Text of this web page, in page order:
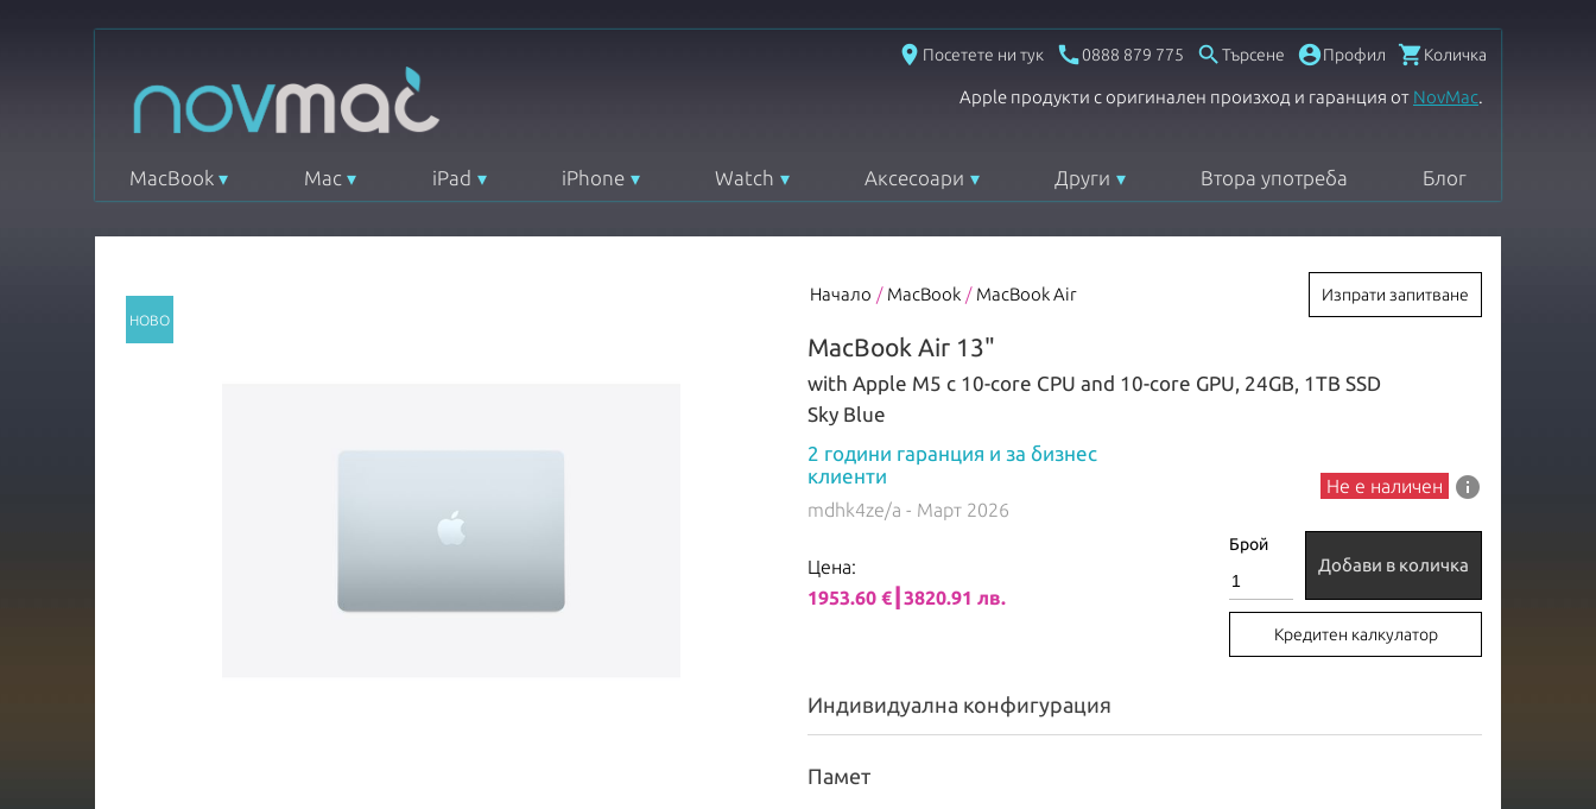
place Посетете ни тук 0888 879 775  Търсене Профил Количка
Apple продукти с оригинален произход и гаранция от NovMac.
MacBook Mac iPad iPhone Watch Аксесоари Други Втора употреба Блог
Начало / MacBook / MacBook Air Изпрати запитване
MacBook Air 13"
with Apple M5 с 10-core CPU and 10-core GPU, 24GB, 1TB SSD
Sky Blue
2 години гаранция и за бизнес
клиенти
mdhk4ze/a - Март 2026
Цена:
1953.60 €┃3820.91 лв.
Не е наличен info
Брой
Добави в количка
Кредитен калкулатор
Индивидуална конфигурация
Памет